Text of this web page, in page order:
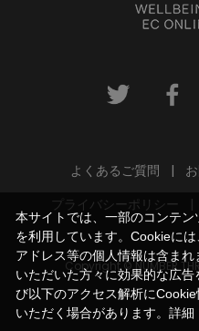
よくあるご質問
プライバシーポリシー
Copyright © NUMBER
本サイトでは、一部のコンテ
を利用しています。Cookieに
アドレス等の個人情報は含まれ
いただいた方々に効果的な広告
び以下のアクセス解析に
いただく場合があります。 詳細